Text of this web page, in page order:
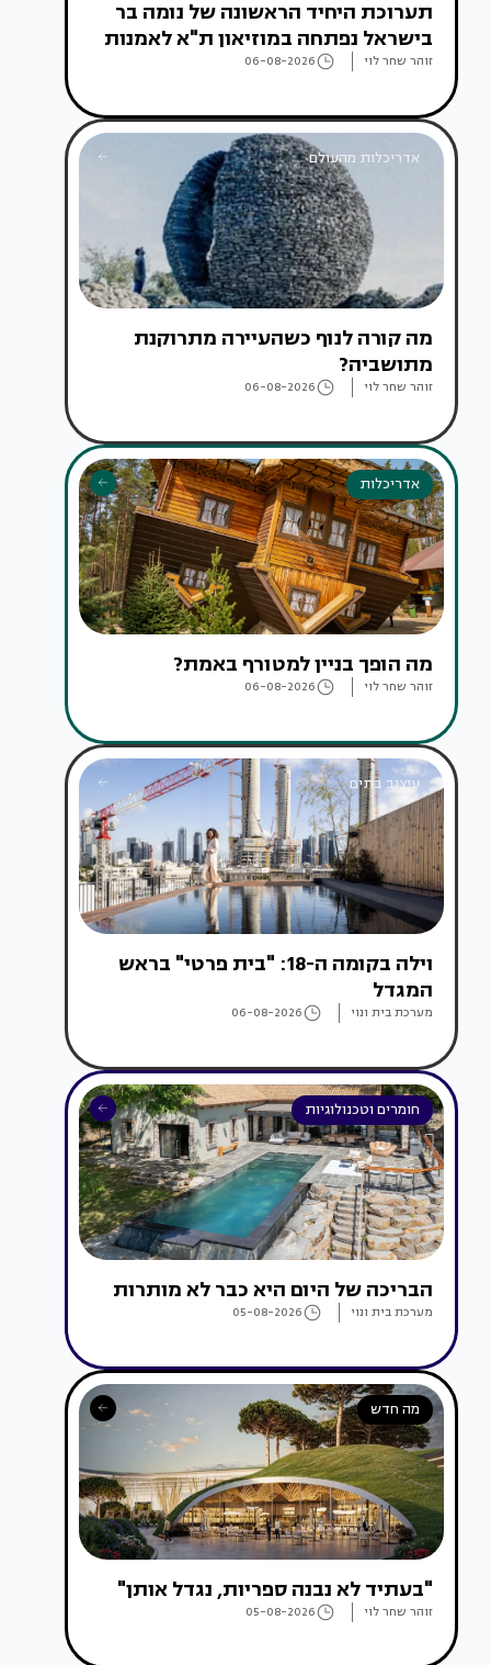
תערוכת היחיד הראשונה של נומה בר
בישראל נפתחה במוזיאון ת"א לאמנות
זוהר שחר לוי 06-08-2026
אדריכלות מהעולם
מה קורה לנוף כשהעיירה מתרוקנת
מתושביה?
זוהר שחר לוי 06-08-2026
אדריכלות
מה הופך בניין למטורף באמת?
זוהר שחר לוי 06-08-2026
עיצוב בתים
וילה בקומה ה-18: "בית פרטי" בראש
המגדל
מערכת בית ונוי 06-08-2026
חומרים וטכנולוגיות
הבריכה של היום היא כבר לא מותרות
מערכת בית ונוי 05-08-2026
מה חדש
"בעתיד לא נבנה ספריות, נגדל אותן"
זוהר שחר לוי 05-08-2026